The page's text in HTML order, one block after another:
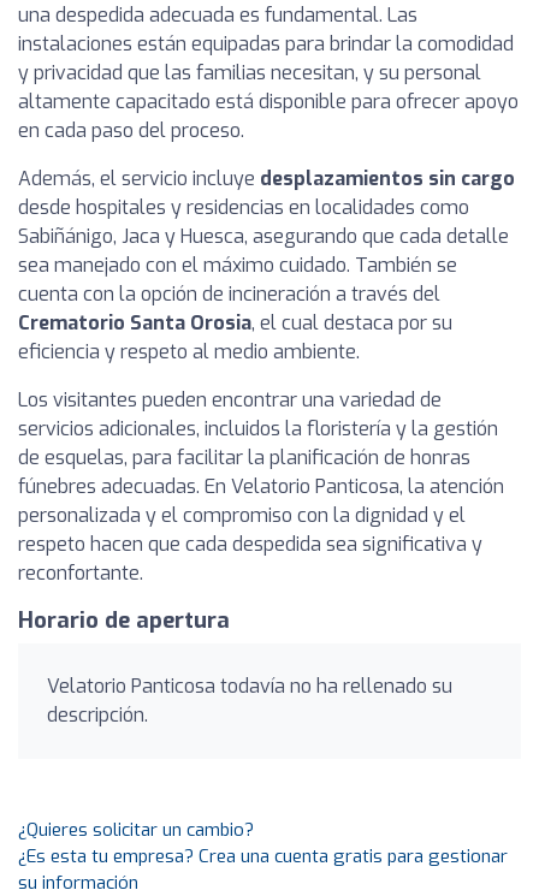
una despedida adecuada es fundamental. Las
instalaciones están equipadas para brindar la comodidad
y privacidad que las familias necesitan, y su personal
altamente capacitado está disponible para ofrecer apoyo
en cada paso del proceso.
Además, el servicio incluye desplazamientos sin cargo
desde hospitales y residencias en localidades como
Sabiñánigo, Jaca y Huesca, asegurando que cada detalle
sea manejado con el máximo cuidado. También se
cuenta con la opción de incineración a través del
Crematorio Santa Orosia, el cual destaca por su
eficiencia y respeto al medio ambiente.
Los visitantes pueden encontrar una variedad de
servicios adicionales, incluidos la floristería y la gestión
de esquelas, para facilitar la planificación de honras
fúnebres adecuadas. En Velatorio Panticosa, la atención
personalizada y el compromiso con la dignidad y el
respeto hacen que cada despedida sea significativa y
reconfortante.
Horario de apertura
Velatorio Panticosa todavía no ha rellenado su
descripción.
¿Quieres solicitar un cambio?
¿Es esta tu empresa? Crea una cuenta gratis para gestionar
su información